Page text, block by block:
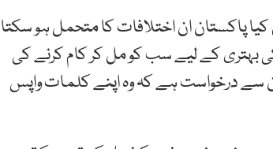
پاکستان ان اختلافات کا متحمل ہو سکتا
بہتری کے لیے سب کو مل کر کام کرنے کی
ان سے درخواست ہے کہ وہ اپنے کلمات واپس